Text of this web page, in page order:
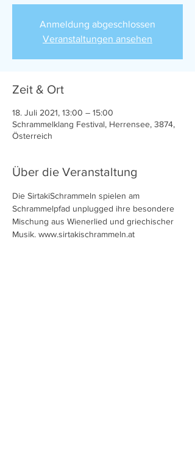
Anmeldung abgeschlossen
Veranstaltungen ansehen
Zeit & Ort
18. Juli 2021, 13:00 – 15:00
Schrammelklang Festival, Herrensee, 3874,
Österreich
Über die Veranstaltung
Die SirtakiSchrammeln spielen am
Schrammelpfad unplugged ihre besondere
Mischung aus Wienerlied und griechischer
Musik. www.sirtakischrammeln.at